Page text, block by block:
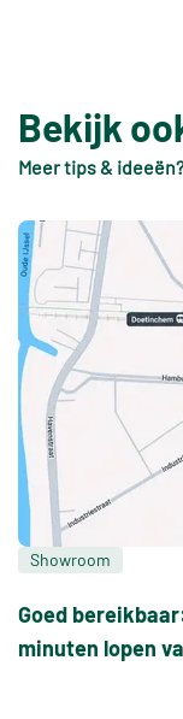
Bekijk
Meer tips &
Showroom
Goed
minuten lopen